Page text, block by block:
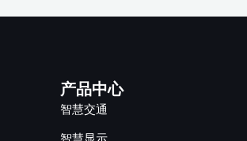
产品中心
智慧交通